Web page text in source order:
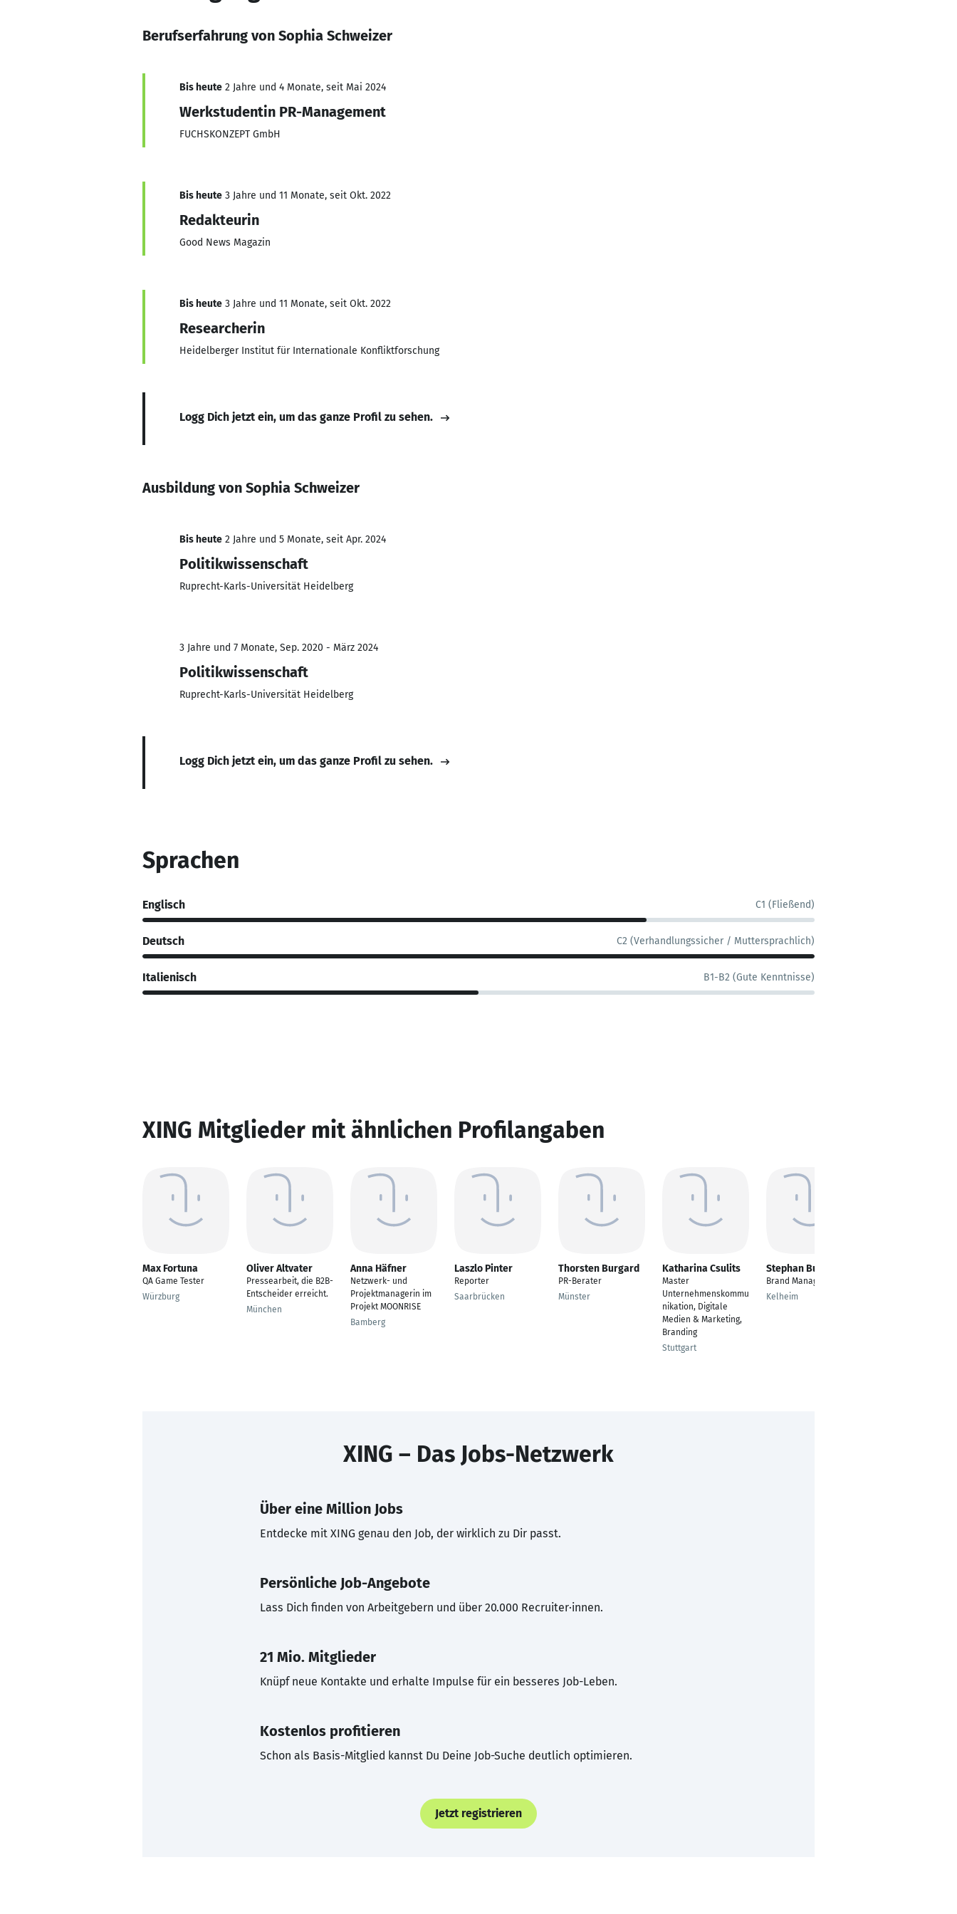
Berufserfahrung von Sophia Schweizer
Bis heute 2 Jahre und 4 Monate, seit Mai 2024
Werkstudentin PR-Management
FUCHSKONZEPT GmbH
Bis heute 3 Jahre und 11 Monate, seit Okt. 2022
Redakteurin
Good News Magazin
Bis heute 3 Jahre und 11 Monate, seit Okt. 2022
Researcherin
Heidelberger Institut für Internationale Konfliktforschung
Logg Dich jetzt ein, um das ganze Profil zu sehen.
Ausbildung von Sophia Schweizer
Bis heute 2 Jahre und 5 Monate, seit Apr. 2024
Politikwissenschaft
Ruprecht-Karls-Universität Heidelberg
3 Jahre und 7 Monate, Sep. 2020 - März 2024
Politikwissenschaft
Ruprecht-Karls-Universität Heidelberg
Logg Dich jetzt ein, um das ganze Profil zu sehen.
Sprachen
Englisch C1 (Fließend)
Deutsch C2 (Verhandlungssicher / Muttersprachlich)
Italienisch B1-B2 (Gute Kenntnisse)
XING Mitglieder mit ähnlichen Profilangaben
Max Fortuna
QA Game Tester
Würzburg
Oliver Altvater
Pressearbeit, die B2B-
Entscheider erreicht.
München
Anna Häfner
Netzwerk- und
Projektmanagerin im
Projekt MOONRISE
Bamberg
Laszlo Pinter
Reporter
Saarbrücken
Thorsten Burgard
PR-Berater
Münster
Katharina Csulits
Master
Unternehmenskommu
nikation, Digitale
Medien & Marketing,
Branding
Stuttgart
Stephan Butz
Brand Manager
Kelheim
XING – Das Jobs-Netzwerk
Über eine Million Jobs
Entdecke mit XING genau den Job, der wirklich zu Dir passt.
Persönliche Job-Angebote
Lass Dich finden von Arbeitgebern und über 20.000 Recruiter·innen.
21 Mio. Mitglieder
Knüpf neue Kontakte und erhalte Impulse für ein besseres Job-Leben.
Kostenlos profitieren
Schon als Basis-Mitglied kannst Du Deine Job-Suche deutlich optimieren.
Jetzt registrieren